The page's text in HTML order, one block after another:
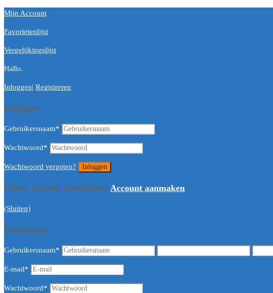
Mijn Account
Favorietenlijst
Vergelijkingslijst
Hallo.
Inloggen| Registreren
Inloggen
Gebruikersnaam*
Wachtwoord*
Wachtwoord vergeten?
Nieuw account aanmaken? Account aanmaken
(Sluiten)
Registreren
Gebruikersnaam*
E-mail*
Wachtwoord*